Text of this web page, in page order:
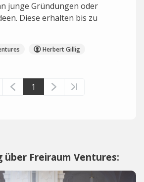
junge Gründungen oder
Diese erhalten bis zu
Herbert Gillig
1
Freiraum Ventures: